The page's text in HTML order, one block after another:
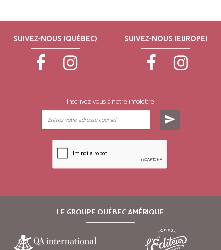
SUIVEZ-NOUS (QUÉBEC) SUIVEZ-NOUS (EUROPE)
Inscrivez-vous à notre infolettre
send
LE GROUPE QUÉBEC AMÉRIQUE